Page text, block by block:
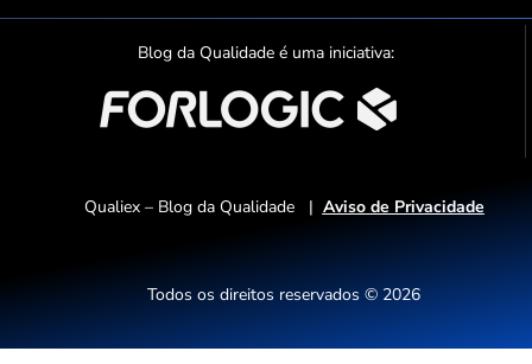
o
t
f
y
Blog da Qualidade é uma iniciativa:
Qualiex – Blog da Qualidade | Aviso de Privacidade
Todos os direitos reservados © 2026